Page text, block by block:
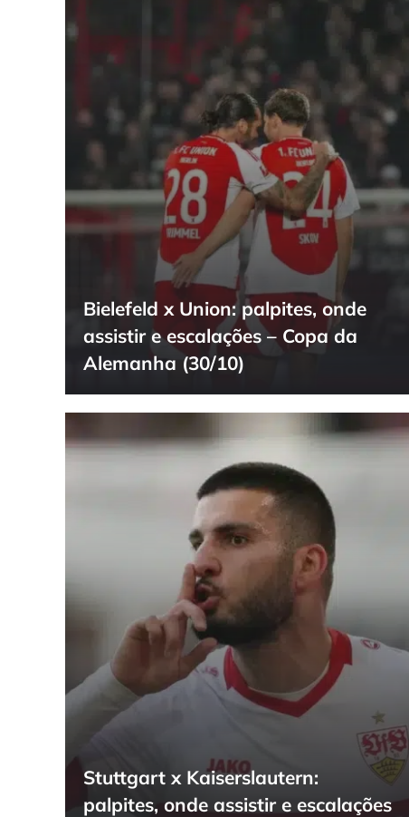
Bielefeld x Union: palpites, onde
assistir e escalações – Copa da
Alemanha (30/10)
Stuttgart x Kaiserslautern:
palpites, onde assistir e escalações